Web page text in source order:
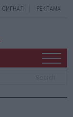
СИГНАЛ РЕКЛАМА